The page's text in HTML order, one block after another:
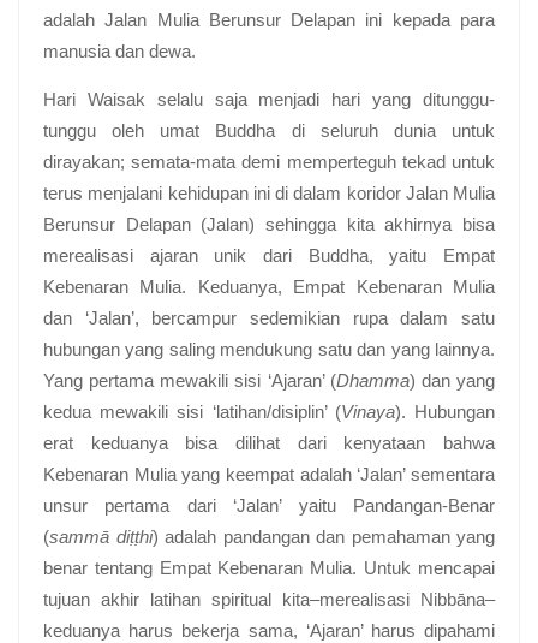
adalah Jalan Mulia Berunsur Delapan ini kepada para
manusia dan dewa.
Hari Waisak selalu saja menjadi hari yang ditunggu-
tunggu oleh umat Buddha di seluruh dunia untuk
dirayakan; semata-mata demi memperteguh tekad untuk
terus menjalani kehidupan ini di dalam koridor Jalan Mulia
Berunsur Delapan (Jalan) sehingga kita akhirnya bisa
merealisasi ajaran unik dari Buddha, yaitu Empat
Kebenaran Mulia. Keduanya, Empat Kebenaran Mulia
dan ‘Jalan’, bercampur sedemikian rupa dalam satu
hubungan yang saling mendukung satu dan yang lainnya.
Yang pertama mewakili sisi ‘Ajaran’ (Dhamma) dan yang
kedua mewakili sisi ‘latihan/disiplin’ (Vinaya). Hubungan
erat keduanya bisa dilihat dari kenyataan bahwa
Kebenaran Mulia yang keempat adalah ‘Jalan’ sementara
unsur pertama dari ‘Jalan’ yaitu Pandangan-Benar
(sammā diṭṭhi) adalah pandangan dan pemahaman yang
benar tentang Empat Kebenaran Mulia. Untuk mencapai
tujuan akhir latihan spiritual kita–merealisasi Nibbāna–
keduanya harus bekerja sama, ‘Ajaran’ harus dipahami